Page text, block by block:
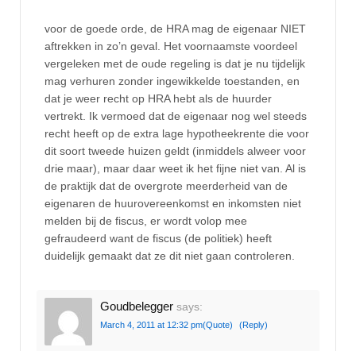
voor de goede orde, de HRA mag de eigenaar NIET
aftrekken in zo’n geval. Het voornaamste voordeel
vergeleken met de oude regeling is dat je nu tijdelijk
mag verhuren zonder ingewikkelde toestanden, en
dat je weer recht op HRA hebt als de huurder
vertrekt. Ik vermoed dat de eigenaar nog wel steeds
recht heeft op de extra lage hypotheekrente die voor
dit soort tweede huizen geldt (inmiddels alweer voor
drie maar), maar daar weet ik het fijne niet van. Al is
de praktijk dat de overgrote meerderheid van de
eigenaren de huurovereenkomst en inkomsten niet
melden bij de fiscus, er wordt volop mee
gefraudeerd want de fiscus (de politiek) heeft
duidelijk gemaakt dat ze dit niet gaan controleren.
Goudbelegger says:
March 4, 2011 at 12:32 pm(Quote) (Reply)